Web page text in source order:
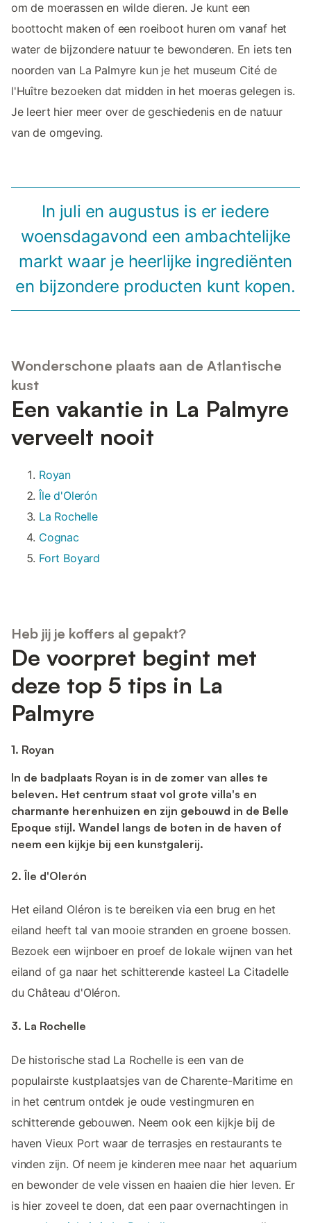
om de moerassen en wilde dieren. Je kunt een
boottocht maken of een roeiboot huren om vanaf het
water de bijzondere natuur te bewonderen. En iets ten
noorden van La Palmyre kun je het museum Cité de
l'Huître bezoeken dat midden in het moeras gelegen is.
Je leert hier meer over de geschiedenis en de natuur
van de omgeving.
In juli en augustus is er iedere
woensdagavond een ambachtelijke
markt waar je heerlijke ingrediënten
en bijzondere producten kunt kopen.
Wonderschone plaats aan de Atlantische
kust
Een vakantie in La Palmyre
verveelt nooit
Royan
Île d'Olerón
La Rochelle
Cognac
Fort Boyard
Heb jij je koffers al gepakt?
De voorpret begint met
deze top 5 tips in La
Palmyre
1. Royan
In de badplaats Royan is in de zomer van alles te
beleven. Het centrum staat vol grote villa's en
charmante herenhuizen en zijn gebouwd in de Belle
Epoque stijl. Wandel langs de boten in de haven of
neem een kijkje bij een kunstgalerij.
2. Île d'Olerón
Het eiland Oléron is te bereiken via een brug en het
eiland heeft tal van mooie stranden en groene bossen.
Bezoek een wijnboer en proef de lokale wijnen van het
eiland of ga naar het schitterende kasteel La Citadelle
du Château d'Oléron.
3. La Rochelle
De historische stad La Rochelle is een van de
populairste kustplaatsjes van de Charente-Maritime en
in het centrum ontdek je oude vestingmuren en
schitterende gebouwen. Neem ook een kijkje bij de
haven Vieux Port waar de terrasjes en restaurants te
vinden zijn. Of neem je kinderen mee naar het aquarium
en bewonder de vele vissen en haaien die hier leven. Er
is hier zoveel te doen, dat een paar overnachtingen in